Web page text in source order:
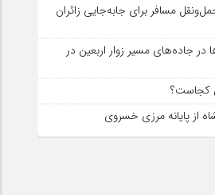
مسافر برای جابه‌جایی زائران
در جاده‌های مسیر زوار اربعین در
کجاست؟
از پایانه مرزی خسروی